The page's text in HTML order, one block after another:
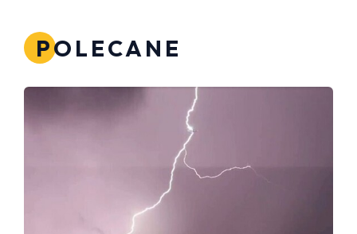
POLECANE